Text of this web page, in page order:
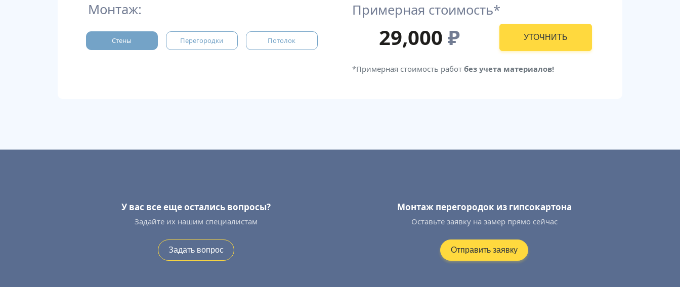
Монтаж:
Стены Перегородки Потолок
Примерная стоимость*
29,000 ₽ УТОЧНИТЬ
*Примерная стоимость работ без учета материалов!
У вас все еще остались вопросы?
Задайте их нашим специалистам
Задать вопрос
Монтаж перегородок из гипсокартона
Оставьте заявку на замер прямо сейчас
Отправить заявку